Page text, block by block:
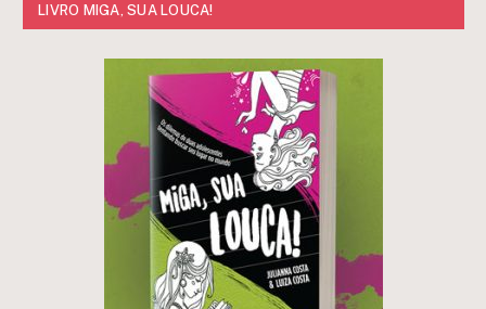
LIVRO MIGA, SUA LOUCA!